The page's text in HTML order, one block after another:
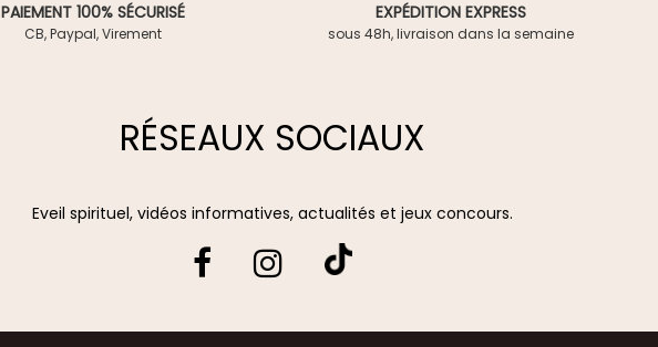
PAIEMENT 100% SÉCURISÉ
CB, Paypal, Virement
EXPÉDITION EXPRESS
sous 48h, livraison dans la semaine
RÉSEAUX SOCIAUX
Eveil spirituel, vidéos informatives, actualités et jeux concours.